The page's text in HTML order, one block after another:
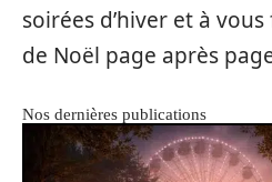
soirées d’hiver et à
de Noël page après
Nos dernières publications